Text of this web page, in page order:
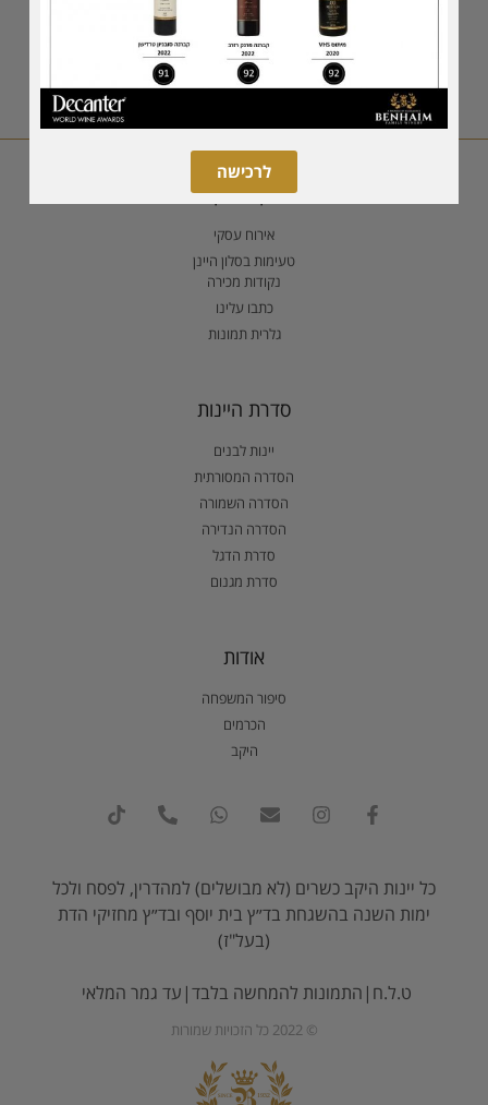
ביקור ביקב
אירוח עסקי
טעימות בסלון היינן
נקודות מכירה
כתבו עלינו
גלרית תמונות
סדרת היינות
יינות לבנים
הסדרה המסורתית
הסדרה השמורה
הסדרה הנדירה
סדרת הדגל
סדרת מגנום
אודות
סיפור המשפחה
הכרמים
היקב
כל יינות היקב כשרים (לא מבושלים) למהדרין, לפסח ולכל
ימות השנה בהשגחת בד״ץ בית יוסף ובד״ץ מחזיקי הדת
(בעל"ז)
ט.ל.ח|התמונות להמחשה בלבד|עד גמר המלאי
© 2022 כל הזכויות שמורות
לרכישה